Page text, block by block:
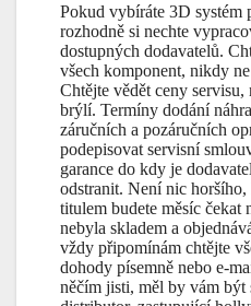
Pokud vybíráte 3D systém
rozhodně si nechte
dostupných dodavatelů.
všech komponent, nikdy
Chtějte vědět ceny
brýlí. Termíny dodání
záručních a pozáručních
podepisovat servisní
garance do kdy je
odstranit. Není nic
titulem budete měsíc čekat
nebyla skladem a
vždy připomínám chtějte
dohody písemně nebo e-
něčím jisti, měl by vám být